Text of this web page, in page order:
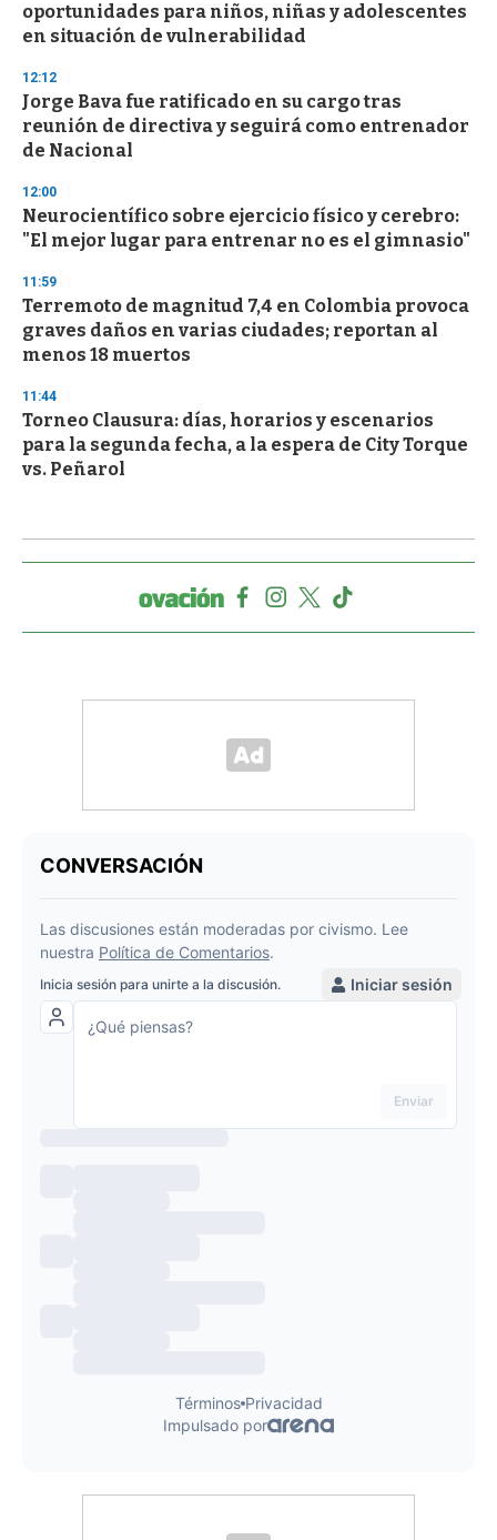
oportunidades para niños, niñas y adolescentes
en situación de vulnerabilidad
12:12
Jorge Bava fue ratificado en su cargo tras
reunión de directiva y seguirá como entrenador
de Nacional
12:00
Neurocientífico sobre ejercicio físico y cerebro:
"El mejor lugar para entrenar no es el gimnasio"
11:59
Terremoto de magnitud 7,4 en Colombia provoca
graves daños en varias ciudades; reportan al
menos 18 muertos
11:44
Torneo Clausura: días, horarios y escenarios
para la segunda fecha, a la espera de City Torque
vs. Peñarol